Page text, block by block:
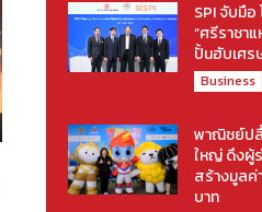
SPI จับมือ
“ศรีราชา
ปั้นฮับเศร
Business
พาณิชย์ปลื้
ใหญ่ ดึงผู้
สร้างมูลค่
บาท